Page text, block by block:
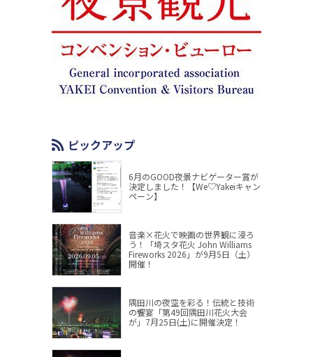
ピックアップ
6月のGOOD夜景ナビゲーター賞が
決定しました！【We♡Yakeiキャン
ペーン】
音楽×花火で映画の世界観に浸ろ
う！「埼スタ花火 John Williams
Fireworks 2026」が9月5日（土）
開催！
隅田川の夜空を彩る！伝統と技術
の饗宴「第49回隅田川花火大会
が」7月25日(土)に開催決定！